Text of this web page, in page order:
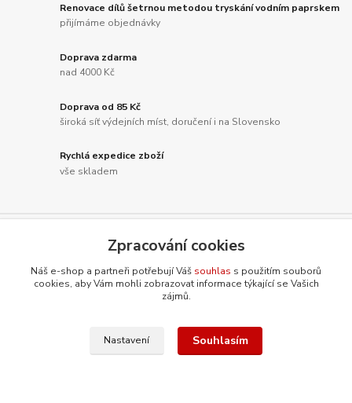
Renovace dílů šetrnou metodou tryskání vodním paprskem
přijímáme objednávky
Doprava zdarma
nad 4000 Kč
Doprava od 85 Kč
široká síť výdejních míst, doručení i na Slovensko
Rychlá expedice zboží
vše skladem
Nepropásněte novinky, akce a
slevy!
Přihlásit se
Souhlasím sezpracováním osobních údajůza účelem rozesílky newsletteru.
Zpracování cookies
Náš e-shop a partneři potřebují Váš souhlas s použitím souborů
cookies, aby Vám mohli zobrazovat informace týkající se Vašich
zájmů.
Nastavení Souhlasím